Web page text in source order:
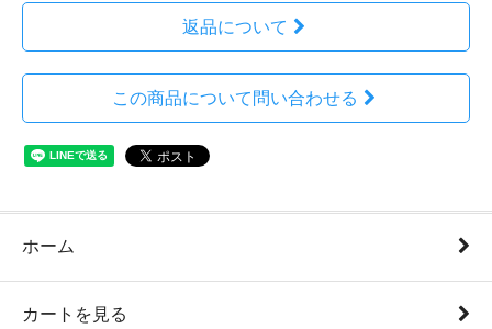
返品について
この商品について問い合わせる
ホーム
カートを見る